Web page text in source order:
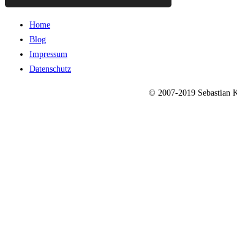
Home
Blog
Impressum
Datenschutz
© 2007-2019 Sebastian